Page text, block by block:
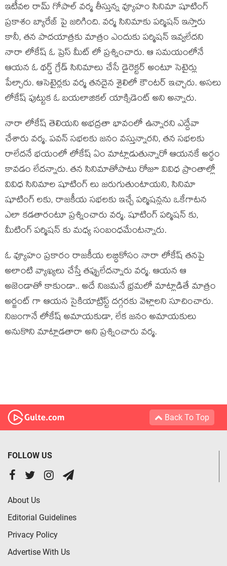
ఇటీవల రామ్ గోపాల్ వర్మ తీస్తున్న వ్యూహం సినిమా షూటింగ్
ప్రకాశం బ్యారేజ్ పై జరిగింది. వర్మ సినిమాకు పర్మిషన్ ఇస్తారు
కానీ, తన పాదయాత్రకు మాత్రం ఎందుకు పర్మిషన్ ఇవ్వలేదని
నారా లోకేష్ ఓ ప్రెస్ మీట్ లో ప్రశ్నించారు. ఆ సమయంలోనే
ఆయన ఓ థర్డ్ గ్రేడ్ సినిమాలు చేసే డైరెక్టర్ అంటూ సెటైర్లు
పేల్చారు. ఆసెటైర్లకు వర్మ తనదైన శైలిలో కౌంటర్ ఇచ్చారు. అసలు
లోకేష్ పుట్టుక ఓ బయలాజికల్ యాక్సిడెంట్ అని అన్నారు.
నారా లోకేష్ తెలియని అభద్రతా భావంలో ఉన్నారని ఎద్దేవా
చేశారు వర్మ. పవన్ సభలకు జనం వస్తున్నారని, తన సభలకు
రాలేదనే భయంలో లోకేష్ ఏం మాట్లాడుతున్నారో ఆయనకే అర్థం
కావడం లేదన్నారు. తన సినిమాతోపాటు రోజూ వివిధ ప్రాంతాల్లో
వివిధ సినిమాల షూటింగ్ లు జరుగుతుంటాయని, సినిమా
షూటింగ్ లకు, రాజకీయ సభలకు ఇచ్చే పర్మిషన్లను ఒకేగాటన
ఎలా కడతారంటూ ప్రశ్నించారు వర్మ. షూటింగ్‌ పర్మిషన్‌ కు,
మీటింగ్‌ పర్మిషన్‌ కు మధ్య సంబంధమేంటన్నారు.
ఓ వ్యూహం ప్రకారం రాజకీయ లబ్ధికోసం నారా లోకేష్ తనపై
అలాంటి వ్యాఖ్యలు చేస్తే తప్పులేదన్నారు వర్మ. ఆయన ఆ
అజెండాతో కాకుండా.. అదే నిజమనే భ్రమలో మాట్లాడితే మాత్రం
అర్జంట్ గా ఆయన సైకియాట్రిస్ట్ దగ్గరకు వెళ్లాలని సూచించారు.
నిజంగానే లోకేష్ అమాయకుడా, లేక జనం అమాయకులు
అనుకొని మాట్లాడతారా అని ప్రశ్నించారు వర్మ.
Back To Top
FOLLOW US
About Us
Editorial Guidelines
Privacy Policy
Advertise With Us